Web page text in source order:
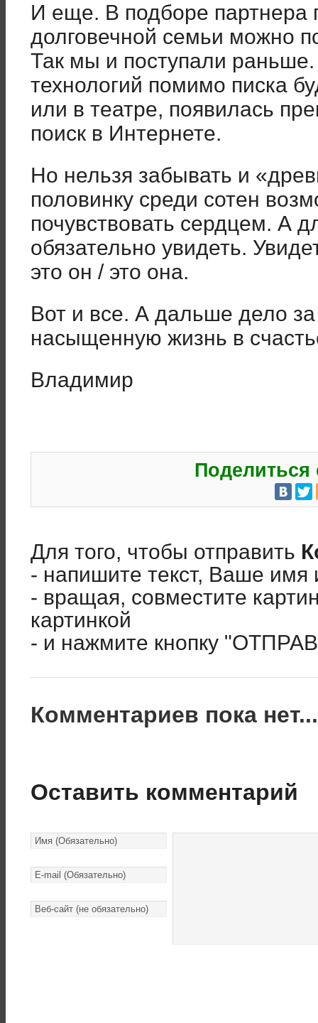
И еще. В подборе партнера
долговечной семьи можно
Так мы и поступали
технологий помимо писка
или в театре, появилась
поиск в Интернете.
Но нельзя забывать и
половинку среди сотен
почувствовать сердцем. А
обязательно увидеть.
это он / это она.
Вот и все. А дальше дело
насыщенную жизнь в
Владимир
Поделиться
Для того, чтобы отправить
- напишите текст, Ваше имя
- вращая, совместите
картинкой
- и нажмите кнопку
Комментариев пока
Оставить комментарий